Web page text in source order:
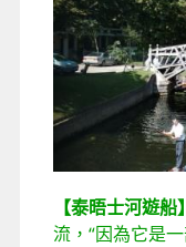
【泰晤士河遊船】
流，“因為它是